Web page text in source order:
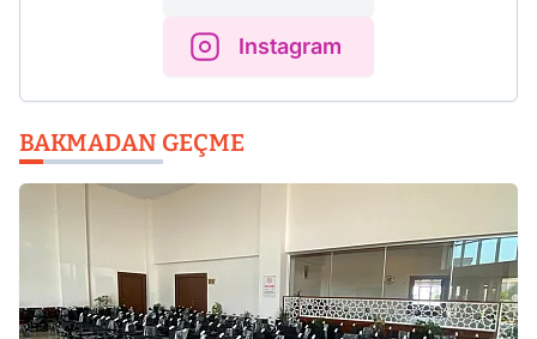
Instagram
BAKMADAN GEÇME